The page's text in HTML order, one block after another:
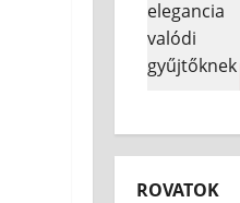
ROVATOK